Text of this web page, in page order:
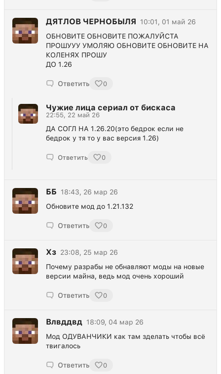
ДЯТЛОВ ЧЕРНОБЫЛЯ
10:01, 01 май 26
ОБНОВИТЕ ОБНОВИТЕ ПОЖАЛУЙСТА
ПРОШУУУ УМОЛЯЮ ОБНОВИТЕ ОБНОВИТЕ НА
КОЛЕНЯХ ПРОШУ
ДО 1.26
Ответить 0
Чужие лица сериал от бискаса
22:55, 22 май 26
ДА СОГЛ НА 1.26.20(это бедрок если не
бедрок у тя то у вас версия 1.26)
Ответить 0
ББ
18:43, 26 мар 26
Обновите мод до 1.21.132
Ответить 0
Хз 23:08, 25 мар 26
Почему разрабы не обнавляют моды на новые
версии майна, ведь мод очень хороший
Ответить 0
Влвддвд 18:09, 04 мар 26
Мод ОДУВАНЧИКИ как там зделать чтобы всë
твигалось
Ответить 0